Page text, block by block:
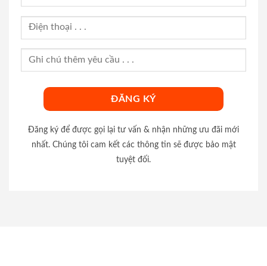
Đăng ký để được gọi lại tư vấn & nhận những ưu đãi mới
nhất. Chúng tôi cam kết các thông tin sẽ được bảo mật
tuyệt đối.